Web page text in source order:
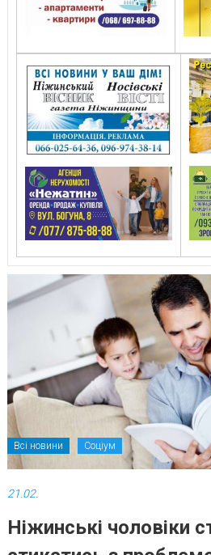
Всі новини Соціум
21.02.
Ніжинські чоловіки